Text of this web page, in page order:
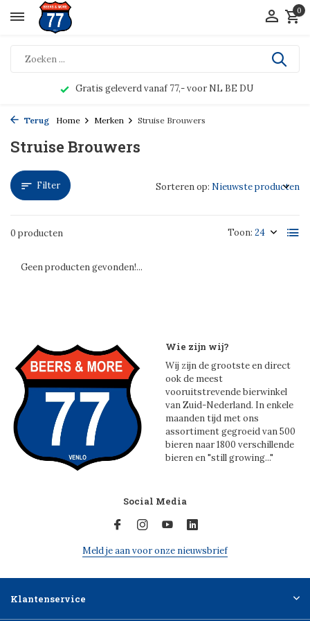
0
Gratis geleverd vanaf 77,- voor NL BE DU
Terug Home Merken Struise Brouwers
Struise Brouwers
Filter
0 producten Toon:
Sorteren op:
Geen producten gevonden!...
Wie zijn wij?
Wij zijn de grootste en direct
ook de meest
vooruitstrevende bierwinkel
van Zuid-Nederland. In enkele
maanden tijd met ons
assortiment gegroeid van 500
bieren naar 1800 verschillende
bieren en "still growing..."
Social Media
Meld je aan voor onze nieuwsbrief
Klantenservice